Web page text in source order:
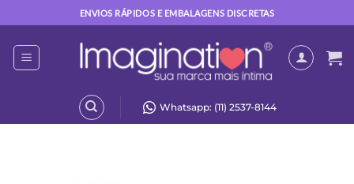
to
content
ENVIOS RÁPIDOS E EMBALAGENS DISCRETAS
Whatsapp: (11) 2537-8144